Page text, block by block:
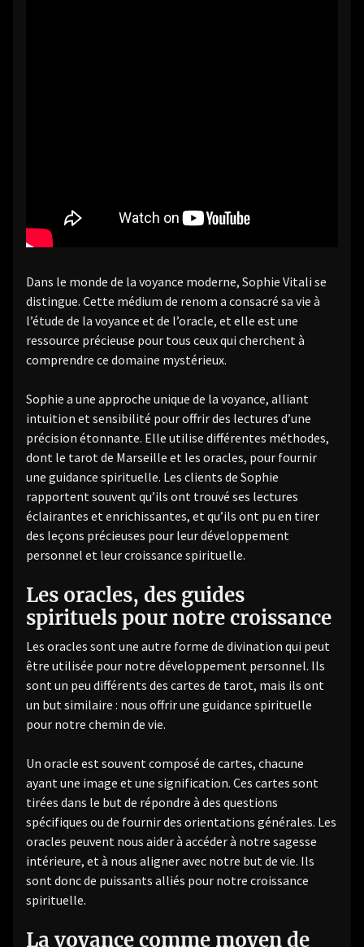
Dans le monde de la voyance moderne, Sophie Vitali se
distingue. Cette médium de renom a consacré sa vie à
l’étude de la voyance et de l’oracle, et elle est une
ressource précieuse pour tous ceux qui cherchent à
comprendre ce domaine mystérieux.
Sophie a une approche unique de la voyance, alliant
intuition et sensibilité pour offrir des lectures d’une
précision étonnante. Elle utilise différentes méthodes,
dont le tarot de Marseille et les oracles, pour fournir
une guidance spirituelle. Les clients de Sophie
rapportent souvent qu’ils ont trouvé ses lectures
éclairantes et enrichissantes, et qu’ils ont pu en tirer
des leçons précieuses pour leur développement
personnel et leur croissance spirituelle.
Les oracles, des guides
spirituels pour notre croissance
Les oracles sont une autre forme de divination qui peut
être utilisée pour notre développement personnel. Ils
sont un peu différents des cartes de tarot, mais ils ont
un but similaire : nous offrir une guidance spirituelle
pour notre chemin de vie.
Un oracle est souvent composé de cartes, chacune
ayant une image et une signification. Ces cartes sont
tirées dans le but de répondre à des questions
spécifiques ou de fournir des orientations générales. Les
oracles peuvent nous aider à accéder à notre sagesse
intérieure, et à nous aligner avec notre but de vie. Ils
sont donc de puissants alliés pour notre croissance
spirituelle.
La voyance comme moyen de